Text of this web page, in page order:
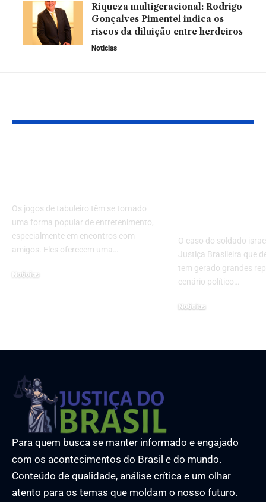
Riqueza multigeracional: Rodrigo
Gonçalves Pimentel indica os
riscos da diluição entre herdeiros
Noticias
Os jogos de tabuleiro têm se tornado
uma forma popular de entretenimento,
especialmente em encontros com
amigos. Eles oferecem uma…
Noticias
O caso do soldado
Justiça Brasileira que
tem gerado grandes
cenário político…
Noticias
Para quem busca se manter informado e engajado
com os acontecimentos do Brasil e do mundo.
Conteúdo de qualidade, análise crítica e um olhar
atento para os temas que moldam o nosso futuro.